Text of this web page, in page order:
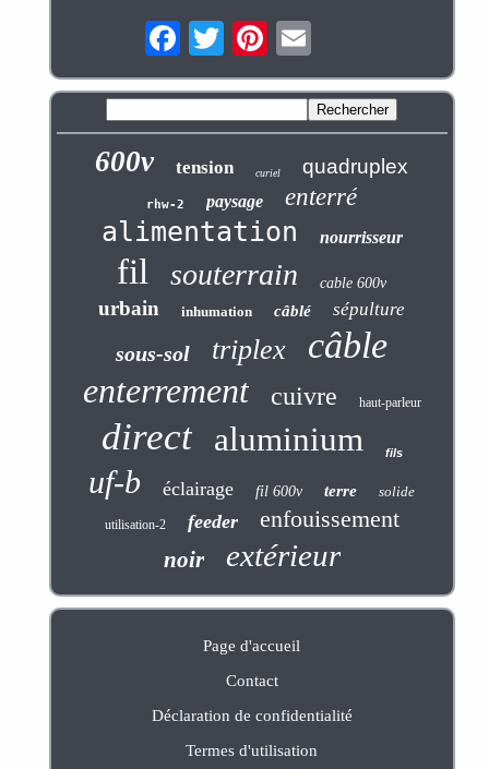
600v tension curiel quadruplex
rhw-2 paysage enterré
alimentation nourrisseur
fil souterrain cable 600v
urbain inhumation câblé sépulture
sous-sol triplex câble
enterrement cuivre haut-parleur
direct aluminium fils
uf-b éclairage fil 600v terre solide
utilisation-2 feeder enfouissement
noir extérieur
Page d'accueil
Contact
Déclaration de confidentialité
Termes d'utilisation